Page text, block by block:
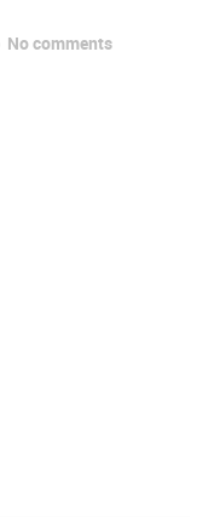
No comments